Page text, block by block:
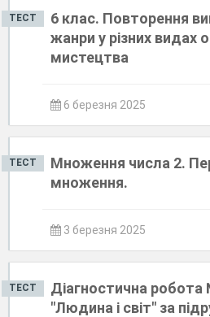
ТЕСТ
6 клас. Повторення
жанри у різних видах
мистецтва
6 березня 2025
ТЕСТ
Множення числа 2.
множення.
3 березня 2025
ТЕСТ
Діагностична
"Людина і світ" за